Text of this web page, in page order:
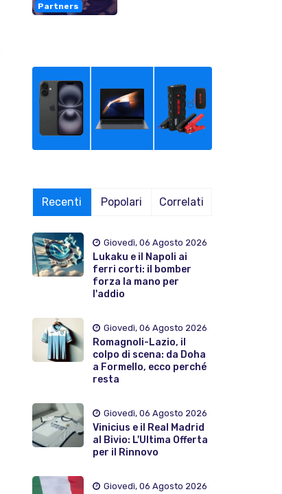
Partners
Recenti Popolari Correlati
Giovedì, 06 Agosto 2026
Lukaku e il Napoli ai
ferri corti: il bomber
forza la mano per
l'addio
Giovedì, 06 Agosto 2026
Romagnoli-Lazio, il
colpo di scena: da Doha
a Formello, ecco perché
resta
Giovedì, 06 Agosto 2026
Vinicius e il Real Madrid
al Bivio: L'Ultima Offerta
per il Rinnovo
Giovedì, 06 Agosto 2026